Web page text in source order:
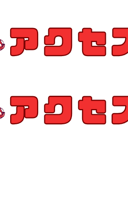
た動画紹介ブログ